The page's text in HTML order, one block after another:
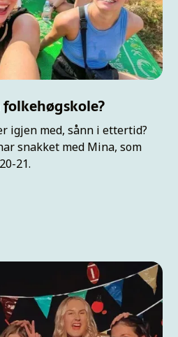
igjen med, sånn i ettertid?
snakket med Mina, som
21.